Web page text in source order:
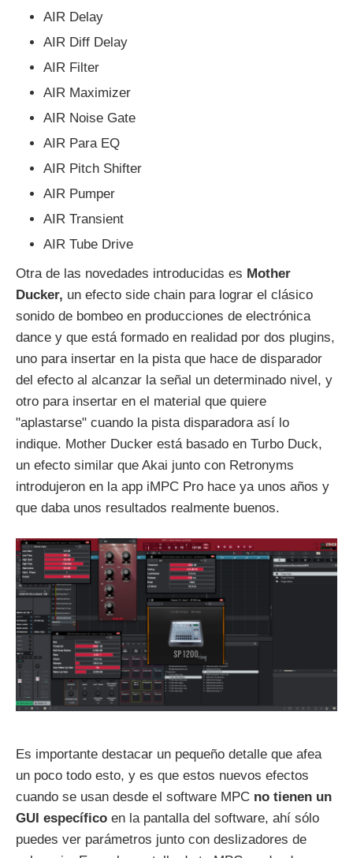
AIR Delay
AIR Diff Delay
AIR Filter
AIR Maximizer
AIR Noise Gate
AIR Para EQ
AIR Pitch Shifter
AIR Pumper
AIR Transient
AIR Tube Drive
Otra de las novedades introducidas es Mother
Ducker, un efecto side chain para lograr el clásico
sonido de bombeo en producciones de electrónica
dance y que está formado en realidad por dos plugins,
uno para insertar en la pista que hace de disparador
del efecto al alcanzar la señal un determinado nivel, y
otro para insertar en el material que quiere
"aplastarse" cuando la pista disparadora así lo
indique. Mother Ducker está basado en Turbo Duck,
un efecto similar que Akai junto con Retronyms
introdujeron en la app iMPC Pro hace ya unos años y
que daba unos resultados realmente buenos.
Es importante destacar un pequeño detalle que afea
un poco todo esto, y es que estos nuevos efectos
cuando se usan desde el software MPC no tienen un
GUI específico en la pantalla del software, ahí sólo
puedes ver parámetros junto con deslizadores de